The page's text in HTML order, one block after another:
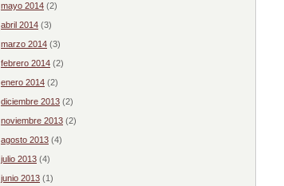
mayo 2014 (2)
abril 2014 (3)
marzo 2014 (3)
febrero 2014 (2)
enero 2014 (2)
diciembre 2013 (2)
noviembre 2013 (2)
agosto 2013 (4)
julio 2013 (4)
junio 2013 (1)